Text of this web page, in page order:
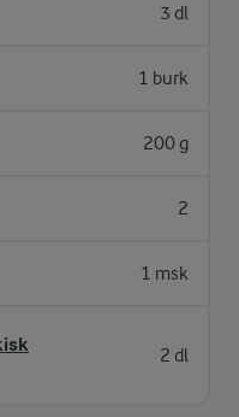
3 dl
1 burk
200 g
2
1 msk
2 dl